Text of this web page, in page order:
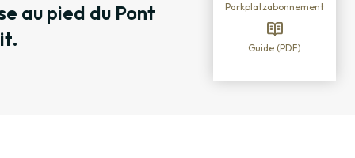
au pied du Pont
Parkplatzabonnement
Guide (PDF)